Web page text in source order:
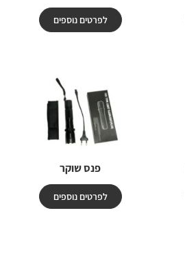
לפרטים נוספים
פנס שוקר
לפרטים נוספים